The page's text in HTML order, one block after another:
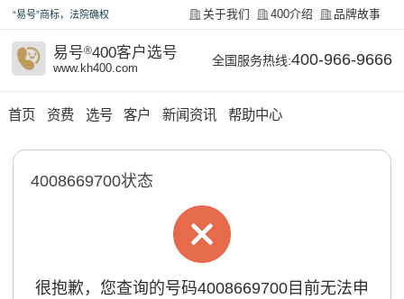
“易号”商标，法院确权 关于我们 400介绍 品牌故事
易号®400客户选号
www.kh400.com
全国服务热线:400-966-9666
首页 资费 选号 客户 新闻资讯 帮助中心
4008669700状态
很抱歉，您查询的号码4008669700目前无法申